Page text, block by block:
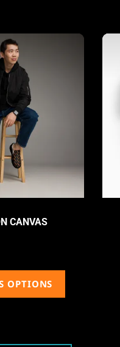
CANVAS
OPTIONS